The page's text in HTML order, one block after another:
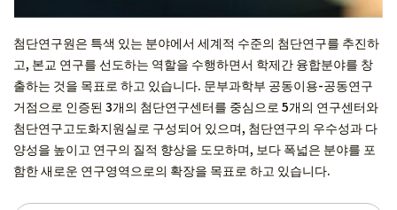
첨단연구원은 특색 있는 분야에서 세계적 수준의 첨단연구를 추진하
고, 본교 연구를 선도하는 역할을 수행하면서 학제간 융합분야를 창
출하는 것을 목표로 하고 있습니다. 문부과학부 공동이용-공동연구
거점으로 인증된 3개의 첨단연구센터를 중심으로 5개의 연구센터와
첨단연구고도화지원실로 구성되어 있으며, 첨단연구의 우수성과 다
양성을 높이고 연구의 질적 향상을 도모하며, 보다 폭넓은 분야를 포
함한 새로운 연구영역으로의 확장을 목표로 하고 있습니다.